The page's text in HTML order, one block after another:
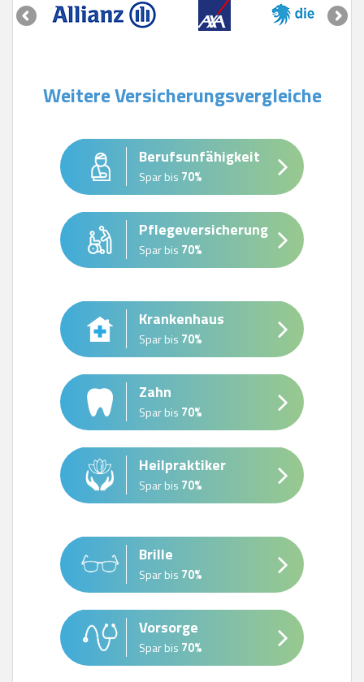
Weitere Versicherungsvergleiche
Berufsunfähigkeit
Spar bis 70%
Pflegeversicherung
Spar bis 70%
Krankenhaus
Spar bis 70%
Zahn
Spar bis 70%
Heilpraktiker
Spar bis 70%
Brille
Spar bis 70%
Vorsorge
Spar bis 70%